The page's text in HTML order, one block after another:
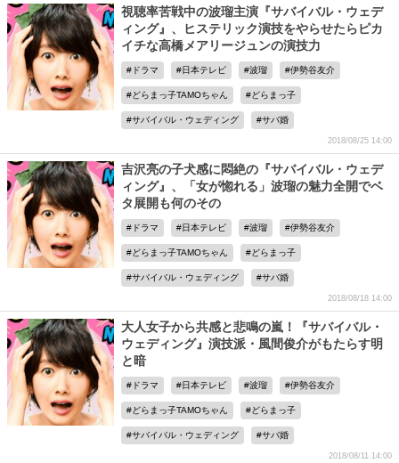
視聴率苦戦中の波瑠主演『サバイバル・ウェデ
ィング』、ヒステリック演技をやらせたらピカ
イチな高橋メアリージュンの演技力
ドラマ 日本テレビ 波瑠 伊勢谷友介
どらまっ子TAMOちゃん どらまっ子
サバイバル・ウェディング サバ婚
2018/08/25 14:00
吉沢亮の子犬感に悶絶の『サバイバル・ウェデ
ィング』、「女が惚れる」波瑠の魅力全開でベ
タ展開も何のその
ドラマ 日本テレビ 波瑠 伊勢谷友介
どらまっ子TAMOちゃん どらまっ子
サバイバル・ウェディング サバ婚
2018/08/18 14:00
大人女子から共感と悲鳴の嵐！『サバイバル・
ウェディング』演技派・風間俊介がもたらす明
と暗
ドラマ 日本テレビ 波瑠 伊勢谷友介
どらまっ子TAMOちゃん どらまっ子
サバイバル・ウェディング サバ婚
2018/08/11 14:00